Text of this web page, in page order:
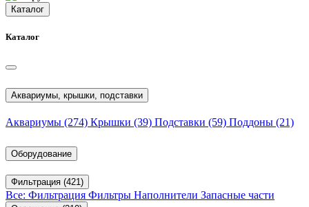
Каталог
Каталог
Аквариумы, крышки, подставки
Аквариумы (274) Крышки (39) Подставки (59) Поддоны (21)
Оборудование
Фильтрация (421)
Все: Фильтрация Фильтры Наполнители Запасные части